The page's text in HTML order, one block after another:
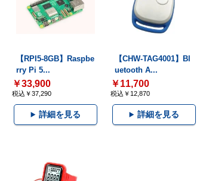
【RPI5-8GB】Raspbe
rry Pi 5...
￥33,900
税込￥37,290
詳細を見る
【CHW-TAG4001】Bl
uetooth A...
￥11,700
税込￥12,870
詳細を見る